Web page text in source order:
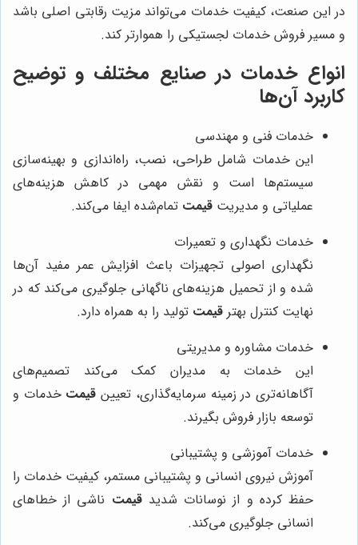
در این صنعت، کیفیت خدمات می‌تواند مزیت رقابتی اصلی باشد
و مسیر فروش خدمات لجستیکی را هموارتر کند.
انواع خدمات در صنایع مختلف و توضیح
کاربرد آن‌ها
خدمات فنی و مهندسی
این خدمات شامل طراحی، نصب، راه‌اندازی و بهینه‌سازی
سیستم‌ها است و نقش مهمی در کاهش هزینه‌های
عملیاتی و مدیریت قیمت تمام‌شده ایفا می‌کند.
خدمات نگهداری و تعمیرات
نگهداری اصولی تجهیزات باعث افزایش عمر مفید آن‌ها
شده و از تحمیل هزینه‌های ناگهانی جلوگیری می‌کند که در
نهایت کنترل بهتر قیمت تولید را به همراه دارد.
خدمات مشاوره و مدیریتی
این خدمات به مدیران کمک می‌کند تصمیم‌های
آگاهانه‌تری در زمینه سرمایه‌گذاری، تعیین قیمت خدمات و
توسعه بازار فروش بگیرند.
خدمات آموزشی و پشتیبانی
آموزش نیروی انسانی و پشتیبانی مستمر، کیفیت خدمات را
حفظ کرده و از نوسانات شدیدقیمت ناشی از خطاهای
انسانی جلوگیری می‌کند.